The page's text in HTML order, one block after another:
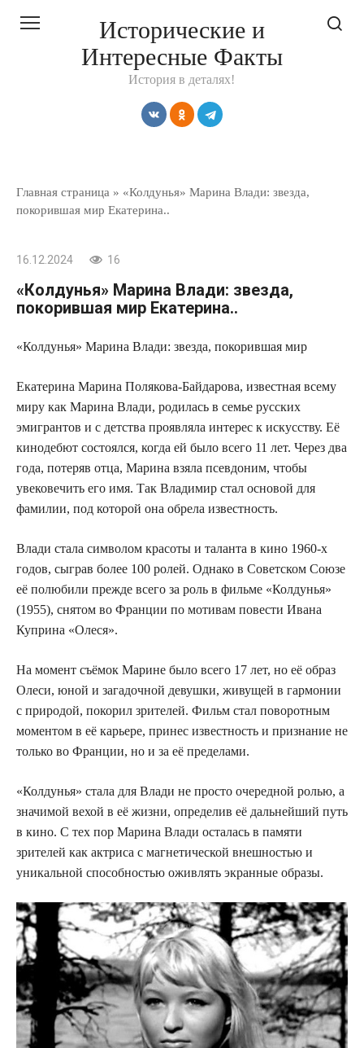
Исторические и
Интересные Факты
История в деталях!
Главная страница » «Колдунья» Марина Влади: звезда,
покорившая мир Екатерина..
16.12.2024 16
«Колдунья» Марина Влади: звезда,
покорившая мир Екатерина..
«Колдунья» Марина Влади: звезда, покорившая мир
Екатерина Марина Полякова-Байдарова, известная всему
миру как Марина Влади, родилась в семье русских
эмигрантов и с детства проявляла интерес к искусству. Её
кинодебют состоялся, когда ей было всего 11 лет. Через два
года, потеряв отца, Марина взяла псевдоним, чтобы
увековечить его имя. Так Владимир стал основой для
фамилии, под которой она обрела известность.
Влади стала символом красоты и таланта в кино 1960-х
годов, сыграв более 100 ролей. Однако в Советском Союзе
её полюбили прежде всего за роль в фильме «Колдунья»
(1955), снятом во Франции по мотивам повести Ивана
Куприна «Олеся».
На момент съёмок Марине было всего 17 лет, но её образ
Олеси, юной и загадочной девушки, живущей в гармонии
с природой, покорил зрителей. Фильм стал поворотным
моментом в её карьере, принес известность и признание не
только во Франции, но и за её пределами.
«Колдунья» стала для Влади не просто очередной ролью, а
значимой вехой в её жизни, определив её дальнейший путь
в кино. С тех пор Марина Влади осталась в памяти
зрителей как актриса с магнетической внешностью и
уникальной способностью оживлять экранные образы.